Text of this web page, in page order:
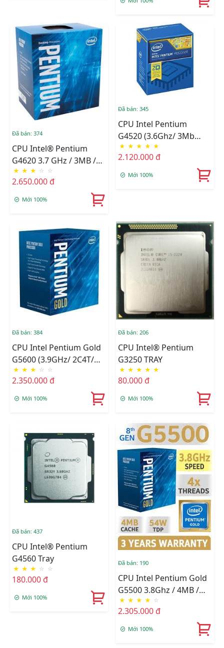
Đã bán: 374
CPU Intel® Pentium
G4620 3.7 GHz / 3MB /
HD 600 Series Graphics /
Kabylake
★ ★ ★ ☆ ☆
2.650.000 đ
Mới 100%
Đã bán: 345
CPU Intel Pentium
G4520 (3.6Ghz/ 3Mb
Cache)
★ ★ ★ ★ ★
2.120.000 đ
Mới 100%
Đã bán: 384
CPU Intel Pentium Gold
G5600 (3.9GHz/ 2C4T/
4MB/ Coffee Lake)
★ ★ ★ ☆ ☆
2.350.000 đ
Mới 100%
Đã bán: 206
CPU Intel® Pentium
G3250 TRAY
★ ★ ★ ★ ★
80.000 đ
Mới 100%
Đã bán: 437
CPU Intel® Pentium
G4560 Tray
★ ★ ★ ☆ ☆
180.000 đ
Mới 100%
Đã bán: 190
CPU Intel Pentium Gold
G5500 3.8Ghz / 4MB /
Socket 1151 (Coffee Lake
)
★ ★ ★ ★ ☆
2.305.000 đ
Mới 100%